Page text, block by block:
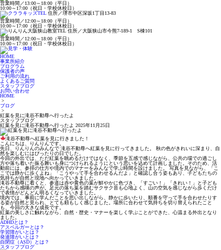
営業時間／13:00～18:00（平日）
10:00～17:00（祝日・学校休校日）
住所／堺市中区深坂1丁目13-83
営業時間／12:00～18:00（平日）
10:00～17:00（祝日・学校休校日）
住所／大阪狭山市今熊7-189-1 S棟101
営業時間／12:00～18:00（平日）
10:00～17:00（祝日・学校休校日）
HOME
事業所紹介
プログラム
保護者の声
ご利用の流れ
よくあるご質問
スタッフブログ
お問い合わせ
HOME
>
ブログ
>
紅葉を見に滝谷不動尊へ行ったよ
スタッフブログ
紅葉を見に滝谷不動尊へ行ったよ 2025年11月25日
滝谷不動尊へ紅葉を見に行きました！
こんにちは、りんりんです。
先日、りんりんのみんなで 滝谷不動尊へ紅葉を見に行ってきました。 秋の色がきれいに深まり、自
然を楽しむにはぴったりの日でした。
今回の外出では、ただ紅葉を眺めるだけではなく、季節を五感で感じながら、公共の場での過ごし
方や落ち着いた振る舞いも身につけられるようにという思いを込めて計画しました。そのため、活
動前には、参拝の仕方や境内でのマナーをみんなで学ぶ時間を設けました。 写真を見ながら、「こ
こでは静かに歩くよね」「こうやって手を合わせるんだよ」と確認し合う姿もあり、子どもたちの
気持ちが自然と現地へ向かっていきました。
滝谷不動尊に着くと、参道は赤や黄色の葉が鮮やかに色づき、「すごい！」「きれい！」と子ども
たちから感嘆の声が。足元の落ち葉を踏むサクサク音も心地よく、山の空気を感じながら歩くだけ
で表情がどんどん明るくなっていきました。
境内では、事前に学んだことを思い出しながら、静かに歩いたり、順番を守って手を合わせたりす
る姿が自然と見られ、とても頼もしく感じました。場所に合わせて気持ちを切り替えられたこと
も、今回の大きな成長です。
紅葉の美しさに触れながら、自然・歴史・マナーを楽しく学ぶことができた、心温まる外出となり
ました。
ADHDとは？
アスペルガーとは？
学習障がいとは？
発達障がいとは？
自閉症（ASD）とは？
スタッフブログ